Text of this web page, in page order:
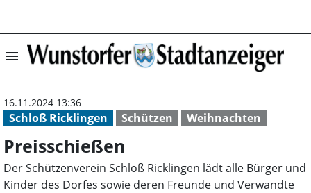
menu Preisschießen |
Schloß Ricklingen Schützen Weihnachten
16.11.2024 13:36
Preisschießen
Der Schützenverein Schloß Ricklingen lädt alle Bürger und
Kinder des Dorfes sowie deren Freunde und Verwandte